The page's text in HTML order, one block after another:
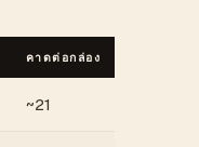
คาดต่อกล่อง
~21